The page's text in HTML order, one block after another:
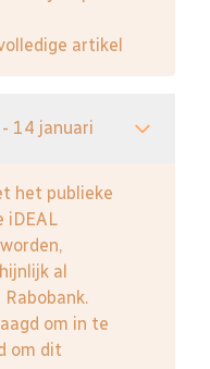
artikel
14 januari
het publieke
iDEAL
al
om in te
om dit